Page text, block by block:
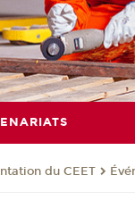
du CEET